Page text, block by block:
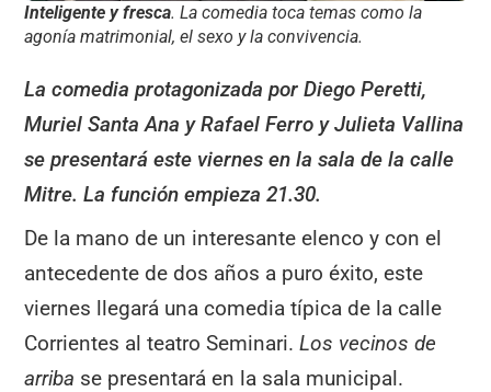
Inteligente y fresca. La comedia toca temas como la
agonía matrimonial, el sexo y la convivencia.
La comedia protagonizada por Diego Peretti,
Muriel Santa Ana y Rafael Ferro y Julieta Vallina
se presentará este viernes en la sala de la calle
Mitre. La función empieza 21.30.
De la mano de un interesante elenco y con el
antecedente de dos años a puro éxito, este
viernes llegará una comedia típica de la calle
Corrientes al teatro Seminari.Los vecinos de
arriba se presentará en la sala municipal.